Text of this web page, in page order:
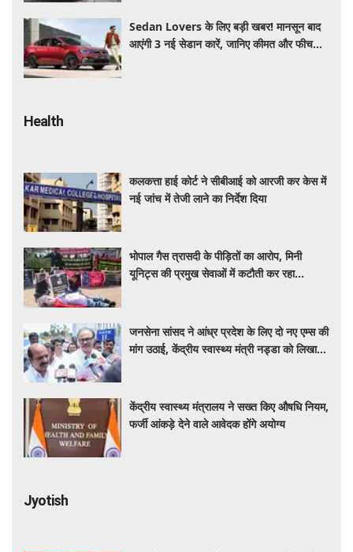
Sedan Lovers के लिए बड़ी खबर! मानसून बाद
आएंगी 3 नई सेडान कारें, जानिए कीमत और फीचर्स
Health
कलकत्ता हाई कोर्ट ने सीबीआई को आरजी कर केस में
नई जांच में तेजी लाने का निर्देश दिया
भोपाल गैस त्रासदी के पीड़ितों का आरोप, मिनी
यूनिट्स की प्रमुख सेवाओं में कटौती कर रहा
जनसेना सांसद ने आंध्र प्रदेश के लिए दो नए एम्स की
मांग उठाई, केंद्रीय स्वास्थ्य मंत्री नड्डा को लिखा
केंद्रीय स्वास्थ्य मंत्रालय ने सख्त किए औषधि नियम,
फर्जी आंकड़े देने वाले आवेदक होंगे अयोग्य
Jyotish